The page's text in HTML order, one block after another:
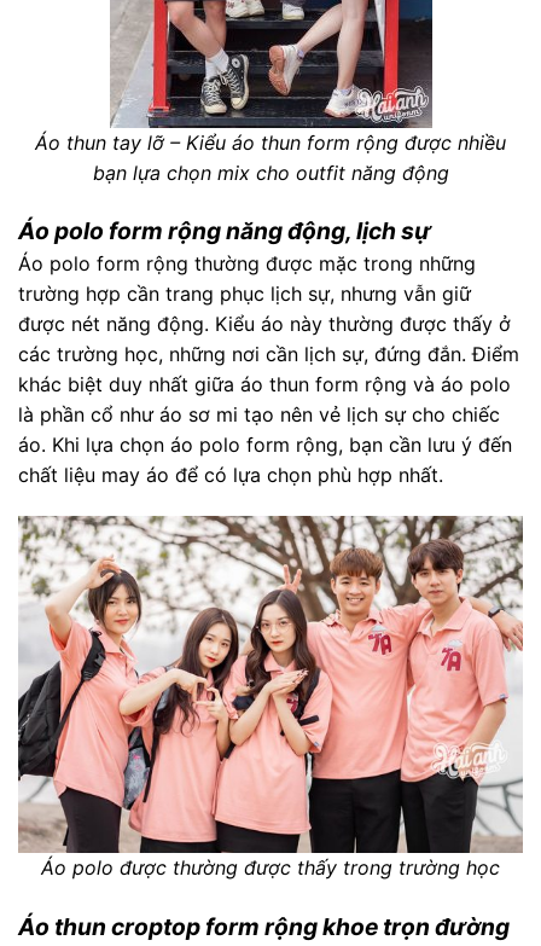
Áo thun tay lỡ – Kiểu áo thun form rộng được nhiều
bạn lựa chọn mix cho outfit năng động
Áo polo form rộng năng động, lịch sự
Áo polo form rộng thường được mặc trong những
trường hợp cần trang phục lịch sự, nhưng vẫn giữ
được nét năng động. Kiểu áo này thường được thấy ở
các trường học, những nơi cần lịch sự, đứng đắn. Điểm
khác biệt duy nhất giữa áo thun form rộng và áo polo
là phần cổ như áo sơ mi tạo nên vẻ lịch sự cho chiếc
áo. Khi lựa chọn áo polo form rộng, bạn cần lưu ý đến
chất liệu may áo để có lựa chọn phù hợp nhất.
Áo polo được thường được thấy trong trường học
Áo thun croptop form rộng khoe trọn đường